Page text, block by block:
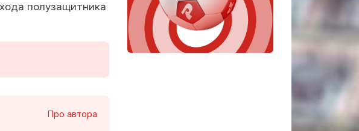
полузащитника
Про автора